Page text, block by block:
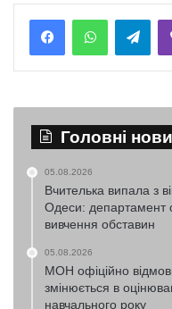
Головні
05.08.2026
Вчителька випала з
Одеси: департамент
вивчення обставин
05.08.2026
МОН офіційно
змінюється в
навчального року